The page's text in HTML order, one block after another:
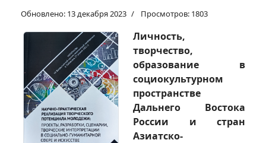
Обновлено: 13 декабря 2023 Просмотров: 1803
Личность,
творчество,
образование в
социокультурном
пространстве
Дальнего Востока
России и стран
Азиатско-